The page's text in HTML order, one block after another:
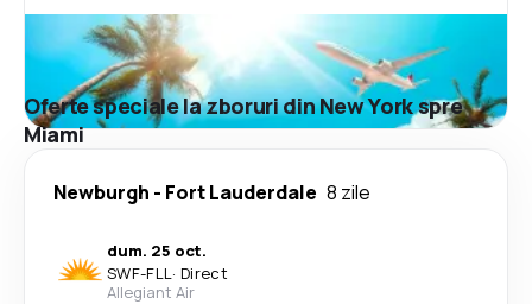
Oferte speciale la zboruri din New York spre
Miami
Newburgh - Fort Lauderdale 8 zile
dum. 25 oct.
SWF-FLL· Direct
Allegiant Air